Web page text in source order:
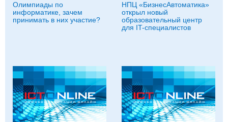
Олимпиады по
информатике, зачем
принимать в них участие?
НПЦ «БизнесАвтоматика»
открыл новый
образовательный центр
для IT-специалистов